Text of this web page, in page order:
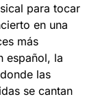
para tocar
en una
más
español, la
las
se cantan